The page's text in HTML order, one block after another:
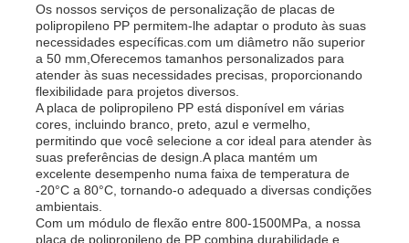
Os nossos serviços de personalização de placas de
polipropileno PP permitem-lhe adaptar o produto às suas
necessidades específicas.com um diâmetro não superior
a 50 mm,Oferecemos tamanhos personalizados para
atender às suas necessidades precisas, proporcionando
flexibilidade para projetos diversos.
A placa de polipropileno PP está disponível em várias
cores, incluindo branco, preto, azul e vermelho,
permitindo que você selecione a cor ideal para atender às
suas preferências de design.A placa mantém um
excelente desempenho numa faixa de temperatura de
-20°C a 80°C, tornando-o adequado a diversas condições
ambientais.
Com um módulo de flexão entre 800-1500MPa, a nossa
placa de polipropileno de PP combina durabilidade e